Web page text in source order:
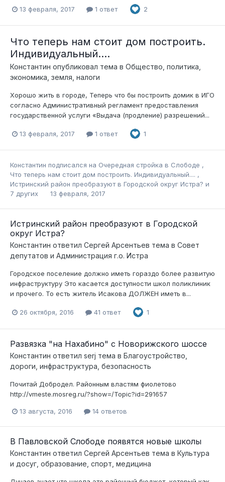
13 февраля, 2017 1 ответ 2
Что теперь нам стоит дом построить.
Индивидуальный....
Константин опубликовал тема в Общество, политика,
экономика, земля, налоги
Хорошо жить в городе, Теперь что бы построить домик в ИГО
согласно Административный регламент предоставления
государственной услуги «Выдача (продление) разрешений...
13 февраля, 2017 1 ответ 1
Константин подписался на Очередная стройка в Слободе ,
Что теперь нам стоит дом построить. Индивидуальный.... ,
Истринский район преобразуют в Городской округ Истра? и
7 других
13 февраля, 2017
Истринский район преобразуют в Городской
округ Истра?
Константин ответил Сергей Арсентьев тема в Совет
депутатов и Администрация г.о. Истра
Городское поселение должно иметь гораздо более развитую
инфраструктуру Это касается доступности школ поликлиник
и прочего. То есть житель Исакова ДОЛЖЕН иметь в...
26 октября, 2016 41 ответ 1
Развязка "на Нахабино" с Новорижского шоссе
Константин ответил serj тема в Благоустройство,
дороги, инфраструктура, безопасность
Почитай Добродел. Районным властям фиолетово
http://vmeste.mosreg.ru/?show=/Topic?id=291657
13 августа, 2016 14 ответов
В Павловской Слободе появятся новые школы
Константин ответил Сергей Арсентьев тема в Культура
и досуг, образование, спорт, медицина